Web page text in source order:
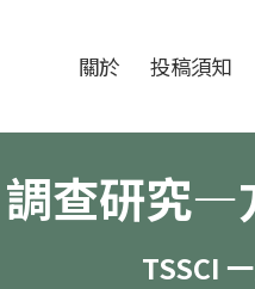
關於 投稿須知
調查研究—
TSSCI